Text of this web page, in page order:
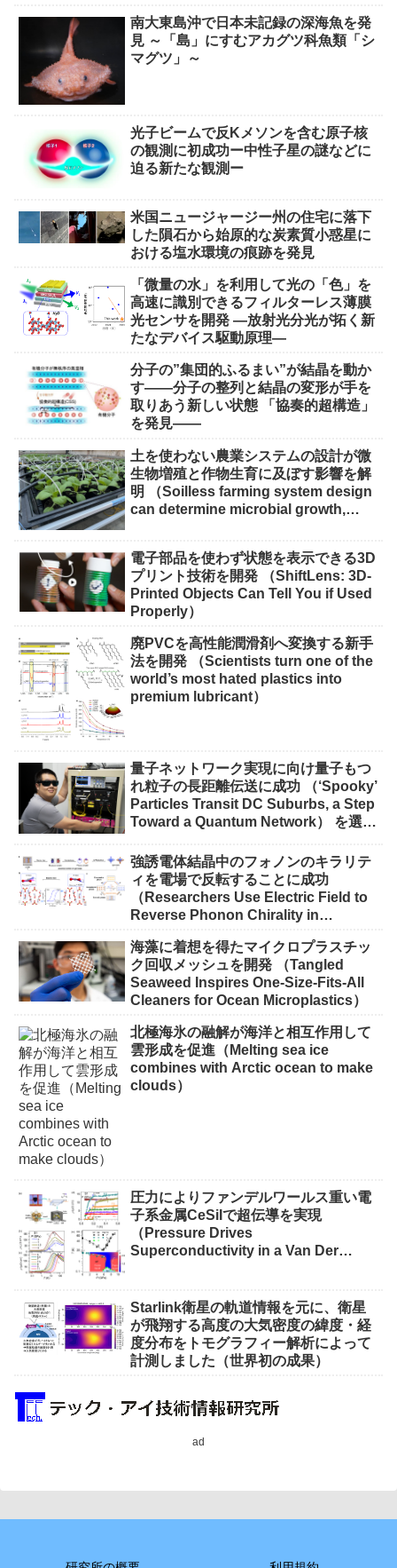
南大東島沖で日本未記録の深海魚を発
見 ～「島」にすむアカグツ科魚類「シ
マグツ」～
光子ビームで反Kメソンを含む原子核
の観測に初成功ー中性子星の謎などに
迫る新たな観測ー
米国ニュージャージー州の住宅に落下
した隕石から始原的な炭素質小惑星に
おける塩水環境の痕跡を発見
「微量の水」を利用して光の「色」を
高速に識別できるフィルターレス薄膜
光センサを開発 ―放射光分光が拓く新
たなデバイス駆動原理―
分子の”集団的ふるまい”が結晶を動か
す――分子の整列と結晶の変形が手を
取りあう新しい状態 「協奏的超構造」
を発見――
土を使わない農業システムの設計が微
生物増殖と作物生育に及ぼす影響を解
明 （Soilless farming system design
can determine microbial growth,
電子部品を使わず状態を表示できる3D
プリント技術を開発 （ShiftLens: 3D-
Printed Objects Can Tell You if Used
Properly）
廃PVCを高性能潤滑剤へ変換する新手
法を開発 （Scientists turn one of the
world’s most hated plastics into
premium lubricant）
量子ネットワーク実現に向け量子もつ
れ粒子の長距離伝送に成功 （‘Spooky’
Particles Transit DC Suburbs, a Step
Toward a Quantum Network） を選択
れ粒子の長距離伝送に成功 （‘Spooky’
Particles Transit DC Suburbs, a Step
Toward a Quantum Network）
強誘電体結晶中のフォノンのキラリテ
ィを電場で反転することに成功
（Researchers Use Electric Field to
Reverse Phonon Chirality in
海藻に着想を得たマイクロプラスチッ
ク回収メッシュを開発 （Tangled
Seaweed Inspires One-Size-Fits-All
Cleaners for Ocean Microplastics）
北極海氷の融解が海洋と相互作用して
雲形成を促進（Melting sea ice
combines with Arctic ocean to make
clouds）
圧力によりファンデルワールス重い電
子系金属CeSiIで超伝導を実現
（Pressure Drives
Superconductivity in a Van Der
Starlink衛星の軌道情報を元に、衛星
が飛翔する高度の大気密度の緯度・経
度分布をトモグラフィー解析によって
計測しました（世界初の成果）
ad